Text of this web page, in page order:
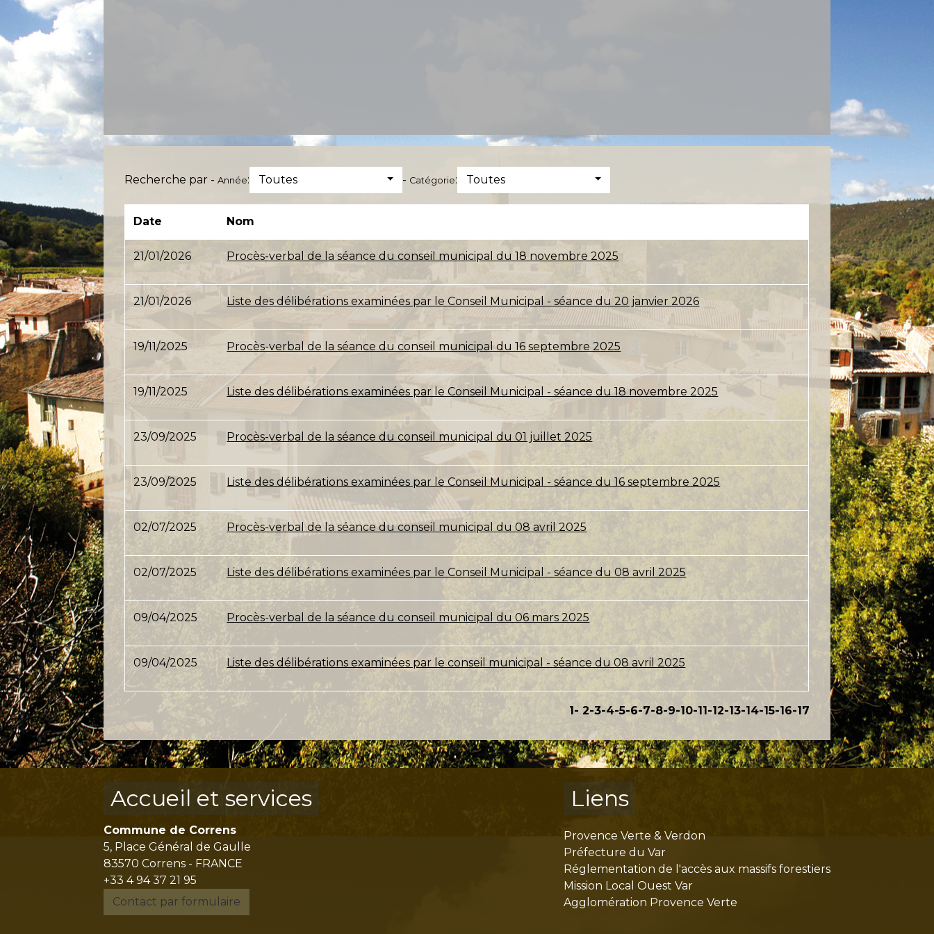
Recherche par -Année: Toutes - Catégorie: Toutes
Date Nom
21/01/2026 Procès-verbal de la séance du conseil municipal du 18 novembre 2025
21/01/2026 Liste des délibérations examinées par le Conseil Municipal - séance du 20 janvier 2026
19/11/2025 Procès-verbal de la séance du conseil municipal du 16 septembre 2025
19/11/2025 Liste des délibérations examinées par le Conseil Municipal - séance du 18 novembre 2025
23/09/2025 Procès-verbal de la séance du conseil municipal du 01 juillet 2025
23/09/2025 Liste des délibérations examinées par le Conseil Municipal - séance du 16 septembre 2025
02/07/2025 Procès-verbal de la séance du conseil municipal du 08 avril 2025
02/07/2025 Liste des délibérations examinées par le Conseil Municipal - séance du 08 avril 2025
09/04/2025 Procès-verbal de la séance du conseil municipal du 06 mars 2025
09/04/2025 Liste des délibérations examinées par le conseil municipal - séance du 08 avril 2025
1 - 2-3-4-5-6-7-8-9-10-11 -12-13-14-15-16-17
Accueil et services
Commune de Correns
5, Place Général de Gaulle
83570 Correns - FRANCE
+33 4 94 37 21 95
Contact par formulaire
Liens
Provence Verte & Verdon
Préfecture du Var
Réglementation de l'accès aux massifs forestiers
Mission Local Ouest Var
Agglomération Provence Verte